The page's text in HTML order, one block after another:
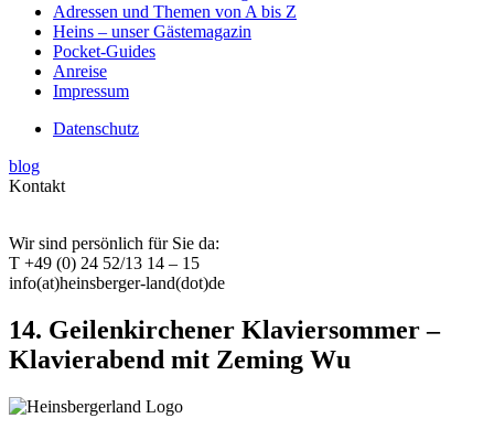
Adressen und Themen von A bis Z
Heins – unser Gästemagazin
Pocket-Guides
Anreise
Impressum
Datenschutz
blog
Kontakt
Wir sind persönlich für Sie da:
T +49 (0) 24 52/13 14 – 15
info(at)heinsberger-land(dot)de
14. Geilenkirchener Klaviersommer –
Klavierabend mit Zeming Wu